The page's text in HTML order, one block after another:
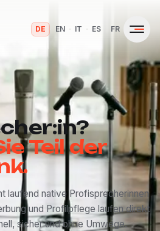
DE EN · IT · ES FR
Teil der
laufend native Profisprecherinnen
und Profilpflege laufen direkt
sicher und ohne Umwege.